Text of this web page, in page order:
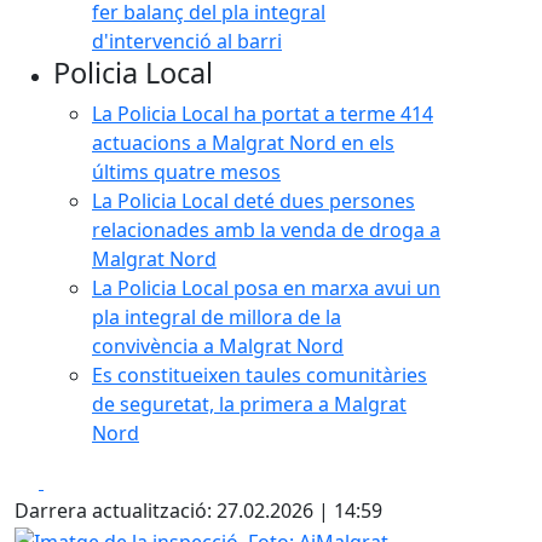
fer balanç del pla integral
d'intervenció al barri
Policia Local
La Policia Local ha portat a terme 414
actuacions a Malgrat Nord en els
últims quatre mesos
La Policia Local deté dues persones
relacionades amb la venda de droga a
Malgrat Nord
La Policia Local posa en marxa avui un
pla integral de millora de la
convivència a Malgrat Nord
Es constitueixen taules comunitàries
de seguretat, la primera a Malgrat
Nord
Darrera actualització: 27.02.2026 | 14:59